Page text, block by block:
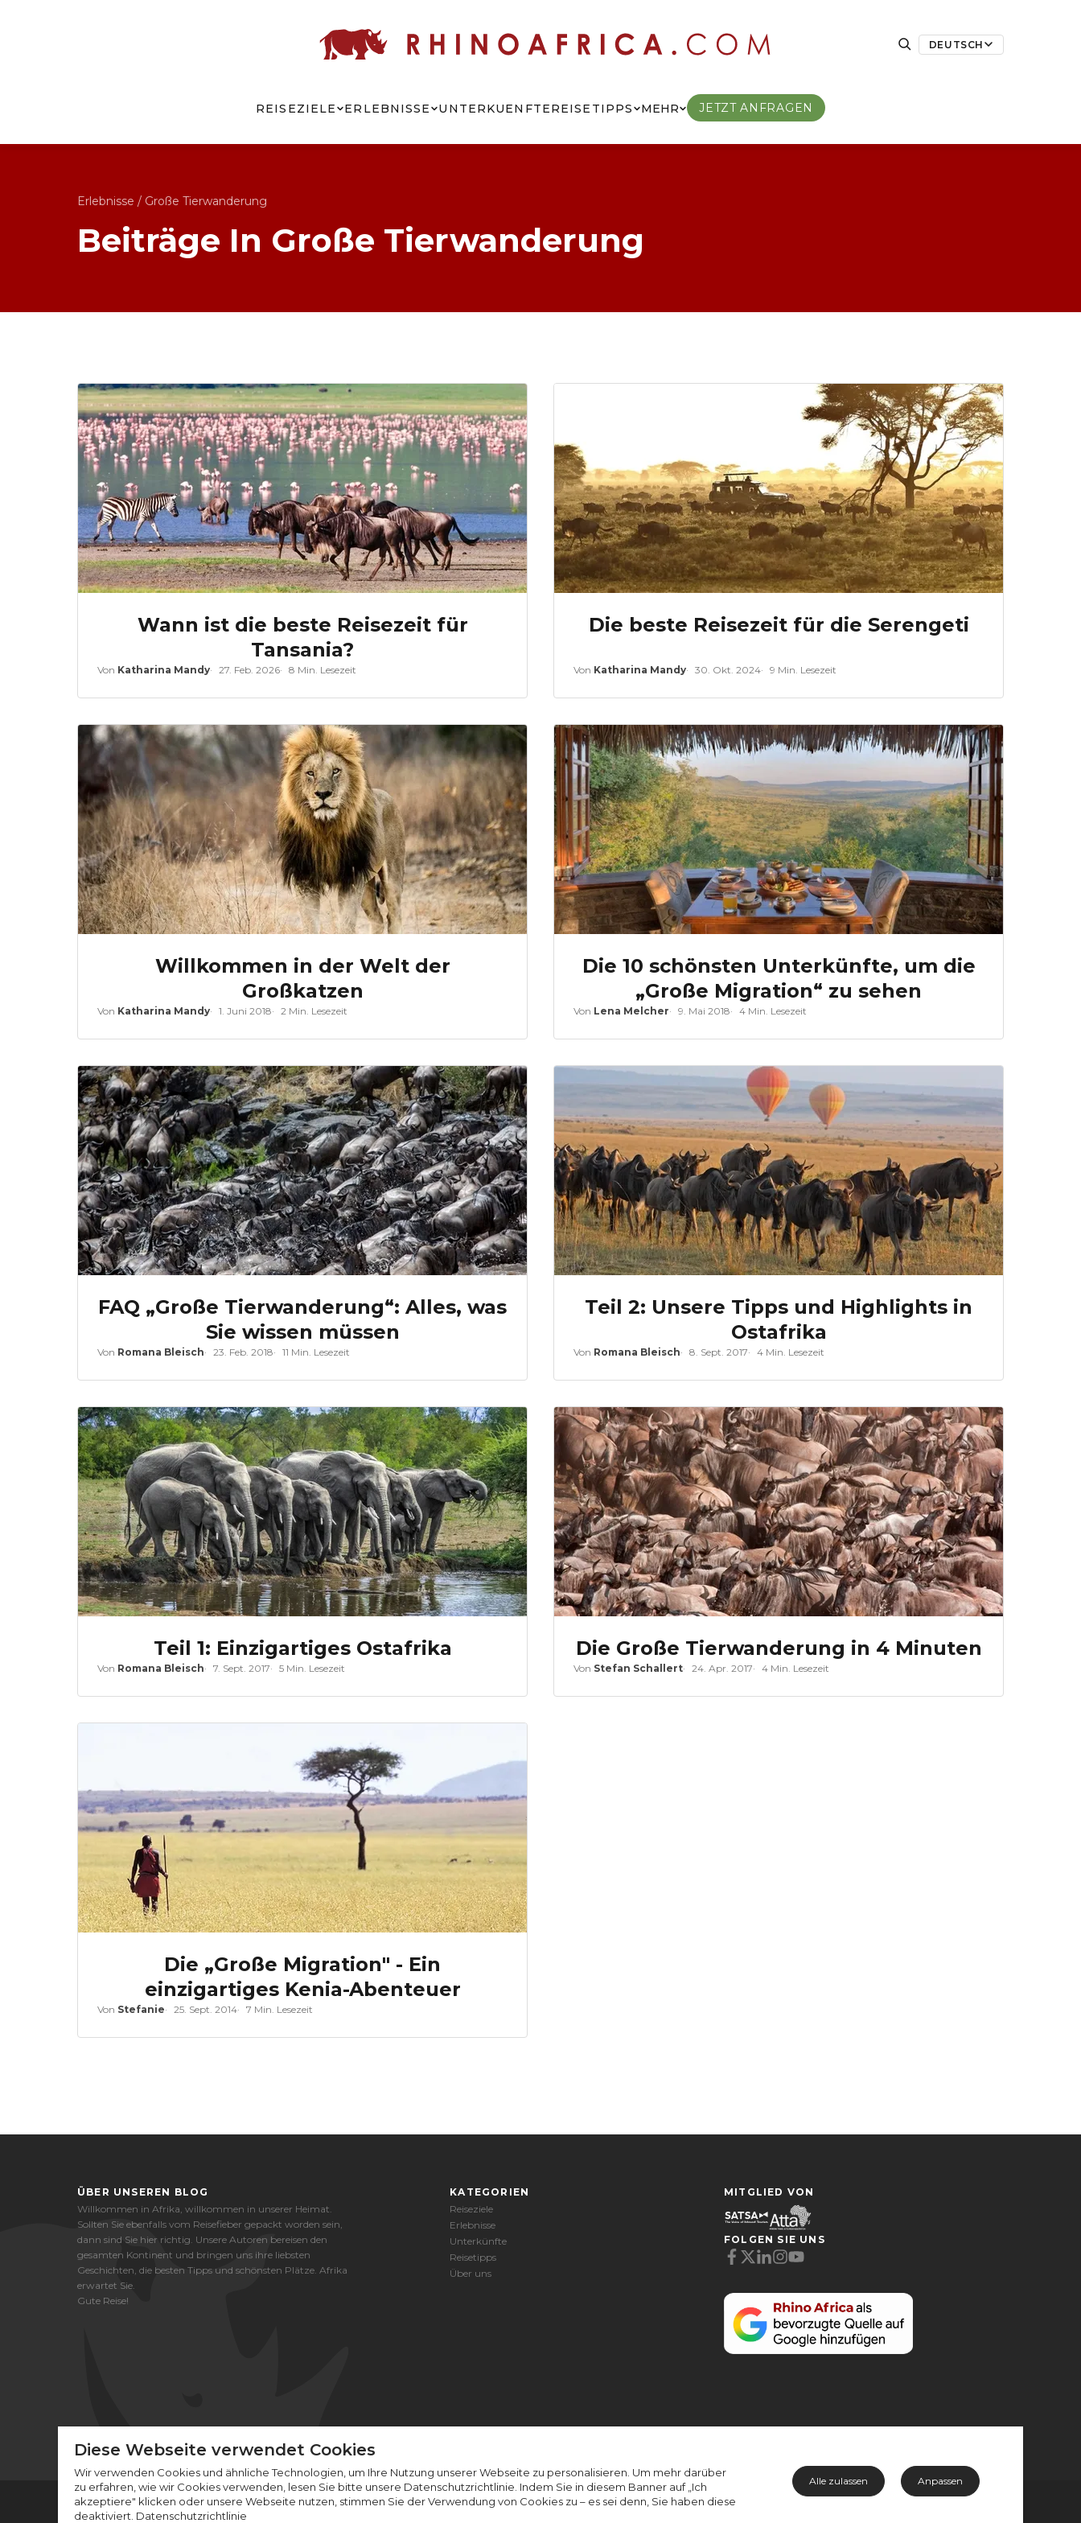
Cookie-Präferenzen
Notwendige (6)
Präferenzen (1)
Statistiken (2)
Diese Webseite verwendet Cookies
Wir verwenden Cookies und ähnliche Technologien, um Ihre Nutzung unserer Webseite zu personalisieren. Um mehr darüber
zu erfahren, wie wir Cookies verwenden, lesen Sie bitte unsere Datenschutzrichtlinie. Indem Sie in diesem Banner auf „Ich
akzeptiere" klicken oder unsere Webseite nutzen, stimmen Sie der Verwendung von Cookies zu – es sei denn, Sie haben diese
deaktiviert. Datenschutzrichtlinie
Alle zulassen Anpassen
DEUTSCH
REISEZIELE ERLEBNISSE UNTERKUENFTEREISETIPPS MEHR JETZT ANFRAGEN
Erlebnisse / Große Tierwanderung
Beiträge In Große Tierwanderung
Wann ist die beste Reisezeit für
Tansania?
Von Katharina Mandy 27. Feb. 2026 8 Min. Lesezeit
Die beste Reisezeit für die Serengeti
Von Katharina Mandy 30. Okt. 2024 9 Min. Lesezeit
Willkommen in der Welt der
Großkatzen
Von Katharina Mandy 1. Juni 2018 2 Min. Lesezeit
Die 10 schönsten Unterkünfte, um die
„Große Migration“ zu sehen
Von Lena Melcher 9. Mai 2018 4 Min. Lesezeit
FAQ „Große Tierwanderung“: Alles, was
Sie wissen müssen
Von Romana Bleisch 23. Feb. 2018 11 Min. Lesezeit
Teil 2: Unsere Tipps und Highlights in
Ostafrika
Von Romana Bleisch 8. Sept. 2017 4 Min. Lesezeit
Teil 1: Einzigartiges Ostafrika
Von Romana Bleisch 7. Sept. 2017 5 Min. Lesezeit
Die Große Tierwanderung in 4 Minuten
Von Stefan Schallert 24. Apr. 2017 4 Min. Lesezeit
Die „Große Migration" - Ein
einzigartiges Kenia-Abenteuer
Von Stefanie 25. Sept. 2014 7 Min. Lesezeit
ÜBER UNSEREN BLOG
Willkommen in Afrika, willkommen in unserer Heimat.
Sollten Sie ebenfalls vom Reisefieber gepackt worden sein,
dann sind Sie hier richtig. Unsere Autoren bereisen den
gesamten Kontinent und bringen uns ihre liebsten
Geschichten, die besten Tipps und schönsten Plätze. Afrika
erwartet Sie.
Gute Reise!
KATEGORIEN
Reiseziele
Erlebnisse
Unterkünfte
Reisetipps
Über uns
MITGLIED VON
FOLGEN SIE UNS
© Rhino Africa 2026- Allgemeine Geschäftsbedingungen